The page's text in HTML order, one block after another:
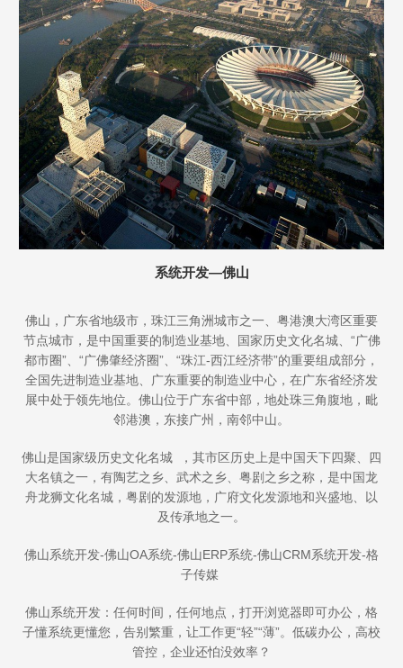
系统开发—佛山
佛山，广东省地级市，珠江三角洲城市之一、粤港澳大湾区重要
节点城市，是中国重要的制造业基地、国家历史文化名城、“广佛
都市圈”、“广佛肇经济圈”、“珠江-西江经济带”的重要组成部分，
全国先进制造业基地、广东重要的制造业中心，在广东省经济发
展中处于领先地位。佛山位于广东省中部，地处珠三角腹地，毗
邻港澳，东接广州，南邻中山。
佛山是国家级历史文化名城 ，其市区历史上是中国天下四聚、四
大名镇之一，有陶艺之乡、武术之乡、粤剧之乡之称，是中国龙
舟龙狮文化名城，粤剧的发源地，广府文化发源地和兴盛地、以
及传承地之一。
佛山系统开发-佛山OA系统-佛山ERP系统-佛山CRM系统开发-格
子传媒
佛山系统开发：任何时间，任何地点，打开浏览器即可办公，格
子懂系统更懂您，告别繁重，让工作更“轻”“薄”。低碳办公，高校
管控，企业还怕没效率？